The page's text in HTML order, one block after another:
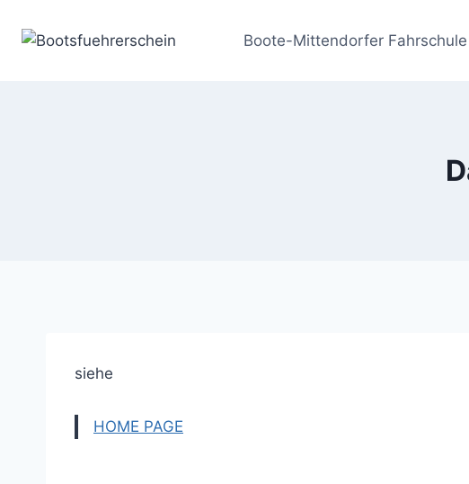
Inhalt
Boote-Mittendorfer Fahrschule
siehe
HOME PAGE